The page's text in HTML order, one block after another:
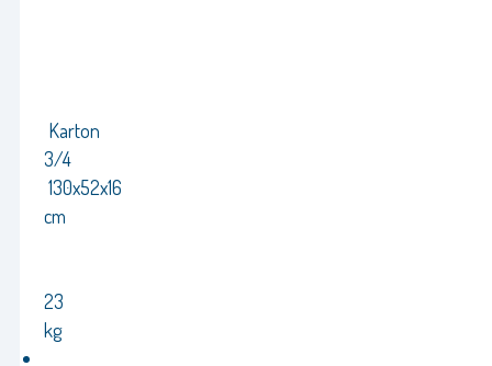
Karton
3/4
130x52x16
cm
23
kg